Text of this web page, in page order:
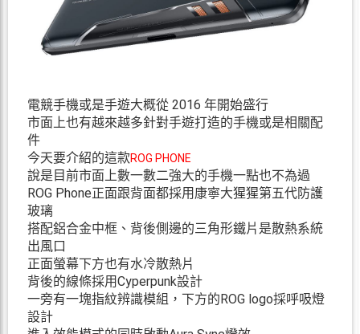
電競手機或是手遊大概從 2016 年開始盛行
市面上也有越來越多針對手遊打造的手機或是相關配
件
今天要介紹的這款ROG PHONE
說是目前市面上數一數二強大的手機一點也不為過
ROG Phone正面跟背面都採用康寧大猩猩第五代防護
玻璃
搭配鋁合金中框、背後側邊的三角形鐵片是散熱系統
出風口
正面螢幕下方也有水冷散熱片
背後的線條採用Cyperpunk設計
一旁有一塊指紋辨識模組，下方的ROG logo採呼吸燈
設計